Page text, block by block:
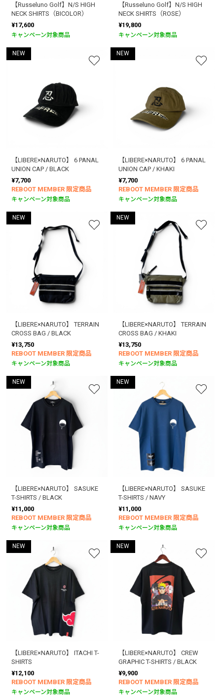
【Russeluno Golf】N/S HIGH
NECK SHIRTS（BICOLOR）
¥17,600
キャンペーン対象商品
【Russeluno Golf】N/S HIGH
NECK SHIRTS（ROSE）
¥19,800
キャンペーン対象商品
NEW
【LIBERE×NARUTO】 6 PANAL
UNION CAP / BLACK
¥7,700
REBOOT MEMBER 限定商品
キャンペーン対象商品
NEW
【LIBERE×NARUTO】 6 PANAL
UNION CAP / KHAKI
¥7,700
REBOOT MEMBER 限定商品
キャンペーン対象商品
NEW
【LIBERE×NARUTO】 TERRAIN
CROSS BAG / BLACK
¥13,750
REBOOT MEMBER 限定商品
キャンペーン対象商品
NEW
【LIBERE×NARUTO】 TERRAIN
CROSS BAG / KHAKI
¥13,750
REBOOT MEMBER 限定商品
キャンペーン対象商品
NEW
【LIBERE×NARUTO】 SASUKE
T-SHIRTS / BLACK
¥11,000
REBOOT MEMBER 限定商品
キャンペーン対象商品
NEW
【LIBERE×NARUTO】 SASUKE
T-SHIRTS / NAVY
¥11,000
REBOOT MEMBER 限定商品
キャンペーン対象商品
NEW
【LIBERE×NARUTO】 ITACHI T-
SHIRTS
¥12,100
REBOOT MEMBER 限定商品
キャンペーン対象商品
NEW
【LIBERE×NARUTO】 CREW
GRAPHIC T-SHIRTS / BLACK
¥9,900
REBOOT MEMBER 限定商品
キャンペーン対象商品